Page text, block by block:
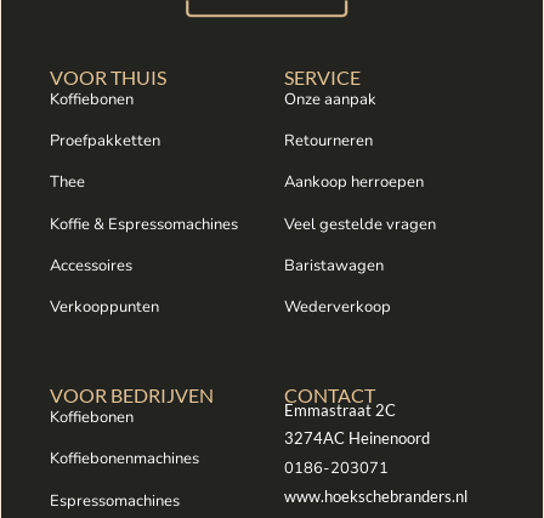
VOOR THUIS
Koffiebonen
Proefpakketten
Thee
Koffie & Espressomachines
Accessoires
Verkooppunten
SERVICE
Onze aanpak
Retourneren
Aankoop herroepen
Veel gestelde vragen
Baristawagen
Wederverkoop
VOOR BEDRIJVEN
Koffiebonen
Koffiebonenmachines
Espressomachines
CONTACT
Emmastraat 2C
3274AC Heinenoord
0186-203071
www.hoekschebranders.nl